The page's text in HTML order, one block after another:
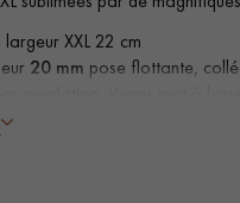
largeur XXL 22 cm
20 mm pose flottante,
de surface 3D, Chanfreins
d'usure de 6 mm,